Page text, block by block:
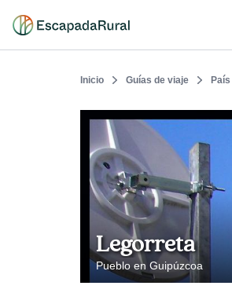
Inicio Guías de viaje
Legorreta
Pueblo en Guipúzcoa